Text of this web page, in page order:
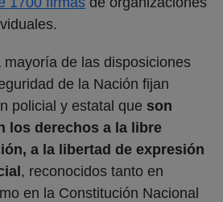
mayoría de las disposiciones
de la Nación fijan
policial y estatal que son
los derechos a la libre
a la libertad de expresión
, reconocidos tanto en
en la Constitución Nacional